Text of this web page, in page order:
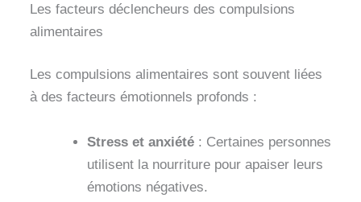
Les facteurs déclencheurs des compulsions
alimentaires
Les compulsions alimentaires sont souvent liées
à des facteurs émotionnels profonds :
Stress et anxiété : Certaines personnes
utilisent la nourriture pour apaiser leurs
émotions négatives.